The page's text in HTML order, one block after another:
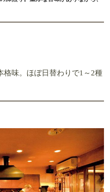
格味。ほぼ日替わりで1～2種